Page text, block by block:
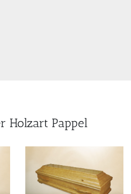
Holzart Pappel